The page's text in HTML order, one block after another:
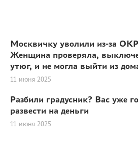
Москвичку уволили из-за
Женщина проверяла,
утюг, и не могла выйти из
11 июня 2025
Разбили градусник? Вас уже
развести на деньги
11 июня 2025